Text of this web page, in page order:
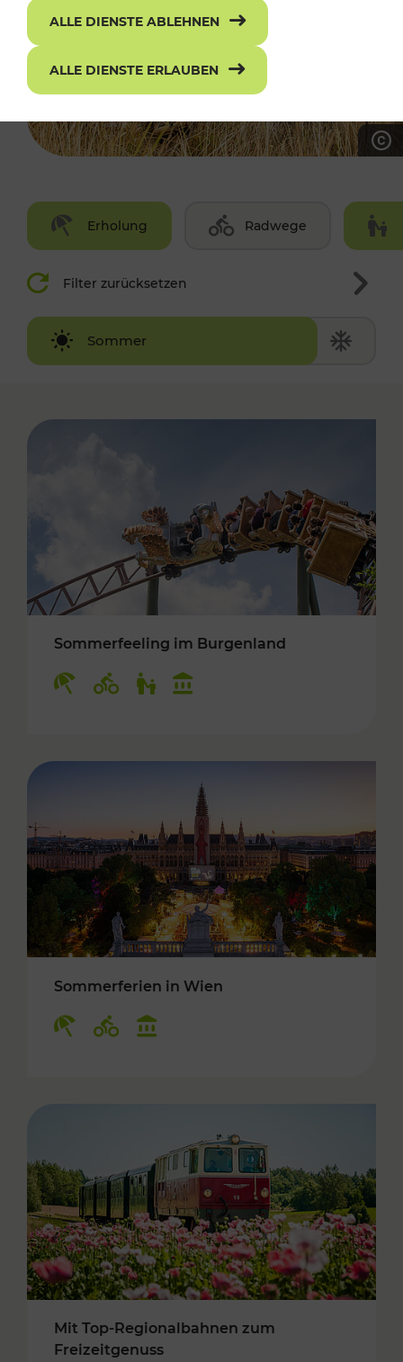
Erholung Radwege
Filter zurücksetzen
Sommer
Winter
Sommerfeeling im Burgenland
Sommerferien in Wien
Mit Top-Regionalbahnen zum
Freizeitgenuss
ALLE DIENSTE ABLEHNEN
ALLE DIENSTE ERLAUBEN